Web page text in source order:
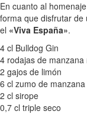
En cuanto al
forma que disfrutar de
el «Viva España».
4 cl Bulldog Gin
4 rodajas de manzana
2 gajos de limón
6 cl zumo de manzana
2 cl sirope
0,7 cl triple seco